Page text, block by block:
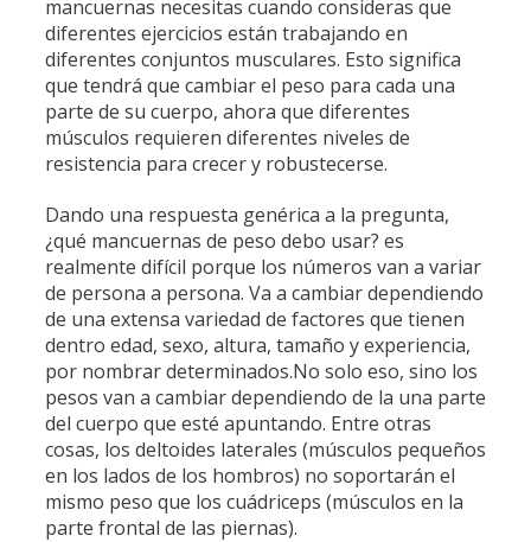
mancuernas necesitas cuando consideras que
diferentes ejercicios están trabajando en
diferentes conjuntos musculares. Esto significa
que tendrá que cambiar el peso para cada una
parte de su cuerpo, ahora que diferentes
músculos requieren diferentes niveles de
resistencia para crecer y robustecerse.
Dando una respuesta genérica a la pregunta,
¿qué mancuernas de peso debo usar? es
realmente difícil porque los números van a variar
de persona a persona. Va a cambiar dependiendo
de una extensa variedad de factores que tienen
dentro edad, sexo, altura, tamaño y experiencia,
por nombrar determinados.No solo eso, sino los
pesos van a cambiar dependiendo de la una parte
del cuerpo que esté apuntando. Entre otras
cosas, los deltoides laterales (músculos pequeños
en los lados de los hombros) no soportarán el
mismo peso que los cuádriceps (músculos en la
parte frontal de las piernas).